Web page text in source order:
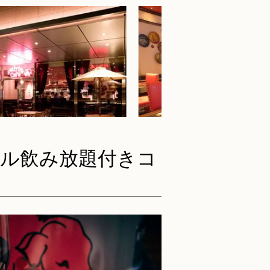
席でベルギービールと直輸
じられる人気のテラス席。
で雨の日でも安心！こだわ
ワインとともにお食事を満
黒毛和牛など、食材にこだわ
料理
厳選された黒毛和牛のステー
め、ビールとの相性を考え抜
理の数々。肉本来の旨味を豪
ます。
取り寄せたこだわりのアン
が並ぶテーブル席。女子会
、落ち着いた雰囲気でお食
ーカウンター。豊富なビール
お席です。
飲み放題付きコ